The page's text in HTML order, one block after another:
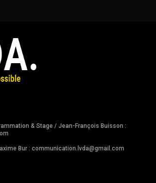
& Stage / Jean-François Buisson :
Bur : communication.lvda@gmail.com